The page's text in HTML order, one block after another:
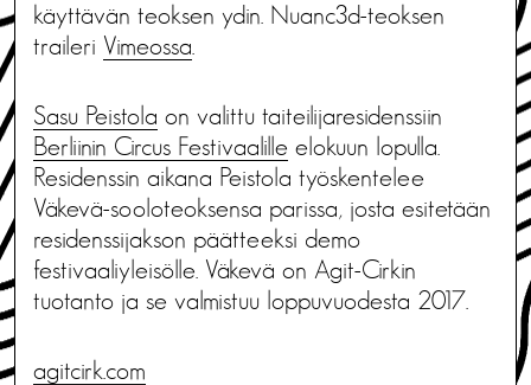
käyttävän teoksen ydin. Nuanc3d-teoksen
traileri Vimeossa
Sasu Peistola on valittu taiteilijaresidenssiin
Berliinin Circus Festivaalille elokuun lopulla.
Residenssin aikana Peistola työskentelee
Väkevä-sooloteoksensa parissa, josta esitetään
residenssijakson päätteeksi demo
festivaaliyleisölle. Väkevä on Agit-Cirkin
tuotanto ja se valmistuu loppuvuodesta 2017.
agitcirk.com